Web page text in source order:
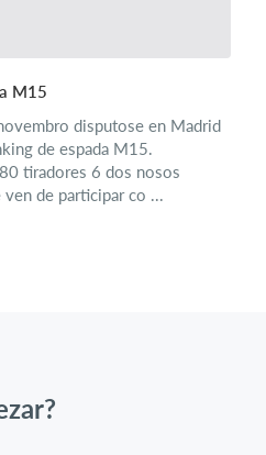
M15
disputose en Madrid
de espada M15.
tiradores 6 dos nosos
de participar co ...